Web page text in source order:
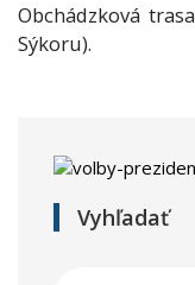
Obchádzková
Sýkoru).
Vyhľadať